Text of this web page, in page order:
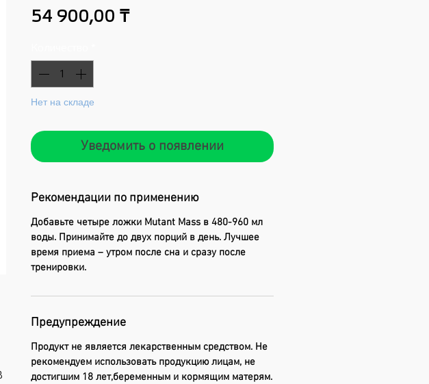
54 900,00 ₸Цена
Нет на складе
Уведомить о появлении
Рекомендации по применению
Добавьте четыре ложки Mutant Mass в 480-960 мл
воды. Принимайте до двух порций в день. Лучшее
время приема – утром после сна и сразу после
тренировки.
Предупреждение
Продукт не является лекарственным средством. Не
рекомендуем использовать продукцию лицам, не
достигшим 18 лет,беременным и кормящим матерям.